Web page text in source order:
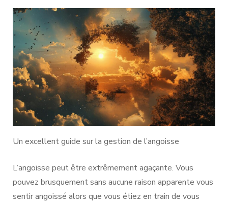
Un excellent guide sur la gestion de l’angoisse
L’angoisse peut être extrêmement agaçante. Vous
pouvez brusquement sans aucune raison apparente vous
sentir angoissé alors que vous étiez en train de vous